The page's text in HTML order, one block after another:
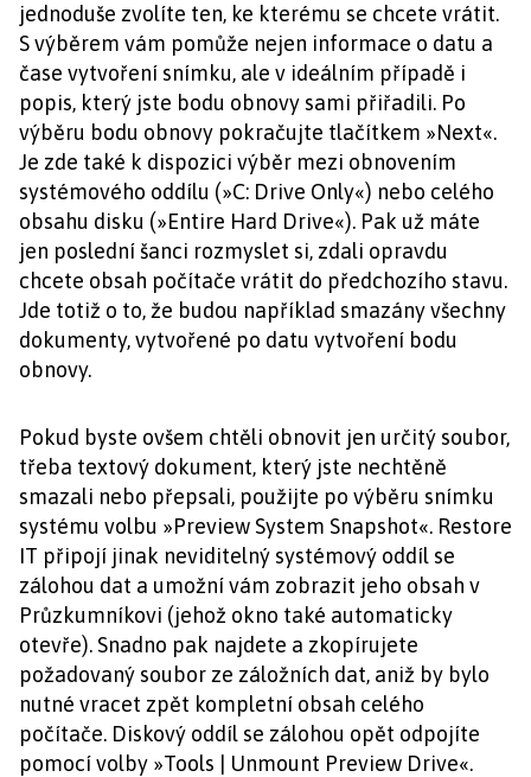
jednoduše zvolíte ten, ke kterému se chcete vrátit.
S výběrem vám pomůže nejen informace o datu a
čase vytvoření snímku, ale v ideálním případě i
popis, který jste bodu obnovy sami přiřadili. Po
výběru bodu obnovy pokračujte tlačítkem »Next«.
Je zde také k dispozici výběr mezi obnovením
systémového oddílu (»C: Drive Only«) nebo celého
obsahu disku (»Entire Hard Drive«). Pak už máte
jen poslední šanci rozmyslet si, zdali opravdu
chcete obsah počítače vrátit do předchozího stavu.
Jde totiž o to, že budou například smazány všechny
dokumenty, vytvořené po datu vytvoření bodu
obnovy.
Pokud byste ovšem chtěli obnovit jen určitý soubor,
třeba textový dokument, který jste nechtěně
smazali nebo přepsali, použijte po výběru snímku
systému volbu »Preview System Snapshot«. Restore
IT připojí jinak neviditelný systémový oddíl se
zálohou dat a umožní vám zobrazit jeho obsah v
Průzkumníkovi (jehož okno také automaticky
otevře). Snadno pak najdete a zkopírujete
požadovaný soubor ze záložních dat, aniž by bylo
nutné vracet zpět kompletní obsah celého
počítače. Diskový oddíl se zálohou opět odpojíte
pomocí volby »Tools | Unmount Preview Drive«.